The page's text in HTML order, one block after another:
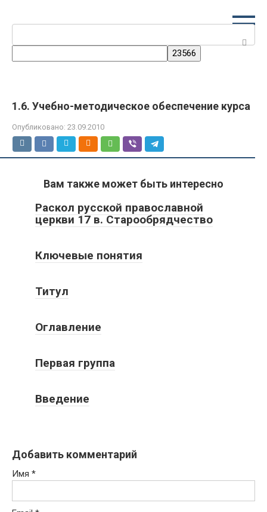
1.6. Учебно-методическое обеспечение курса
Опубликовано: 23.09.2010
Вам также может быть интересно
Раскол русской православной
церкви 17 в. Старообрядчество
Ключевые понятия
Титул
Оглавление
Первая группа
Введение
Добавить комментарий
Имя *